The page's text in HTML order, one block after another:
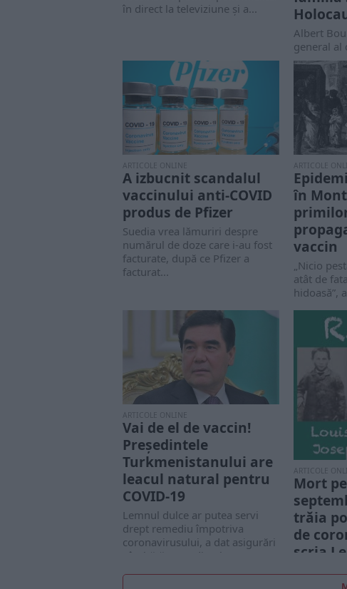
în direct la televiziune și a...
Albert
general al
americane
vaccinul
este fiul
ARTICOLE ONLINE
A izbucnit scandalul
vaccinului anti-COVID
produs de Pfizer
Suedia vrea lămuriri despre
numărul de doze care i-au fost
facturate, după ce Pfizer a
facturat...
ARTICOLE
în
vaccin
„Nicio
atât de
hidoasă”,
ARTICOLE ONLINE
Vai de el de vaccin!
Preşedintele
Turkmenistanului are
leacul natural pentru
COVID-19
Lemnul dulce ar putea servi
drept remediu împotriva
coronavirusului, a dat asigurări
sâmbătă preşedintele
ARTICOLE
Mort
trăia
de
scria
După ce
maladiile